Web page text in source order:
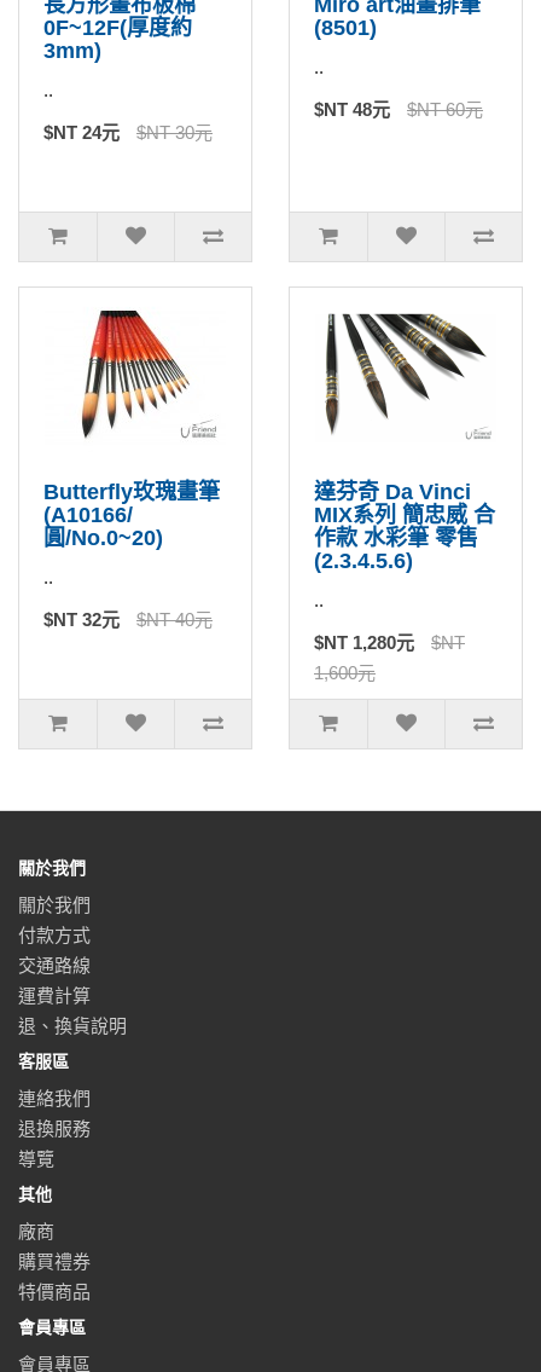
0F~12F(厚度約
3mm)
..
$NT 24元 $NT 30元
(8501)
..
$NT 48元 $NT 60元
Butterfly玫瑰畫筆
(A10166/
圓/No.0~20)
..
$NT 32元 $NT 40元
達芬奇 Da Vinci
MIX系列 簡忠威 合
作款 水彩筆 零售
(2.3.4.5.6)
..
$NT 1,280元
$NT
1,600元
關於我們
關於我們
付款方式
交通路線
運費計算
退、換貨說明
客服區
連絡我們
退換服務
導覽
其他
廠商
購買禮券
特價商品
會員專區
會員專區